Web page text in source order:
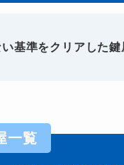
基準をクリアした鍵
一覧